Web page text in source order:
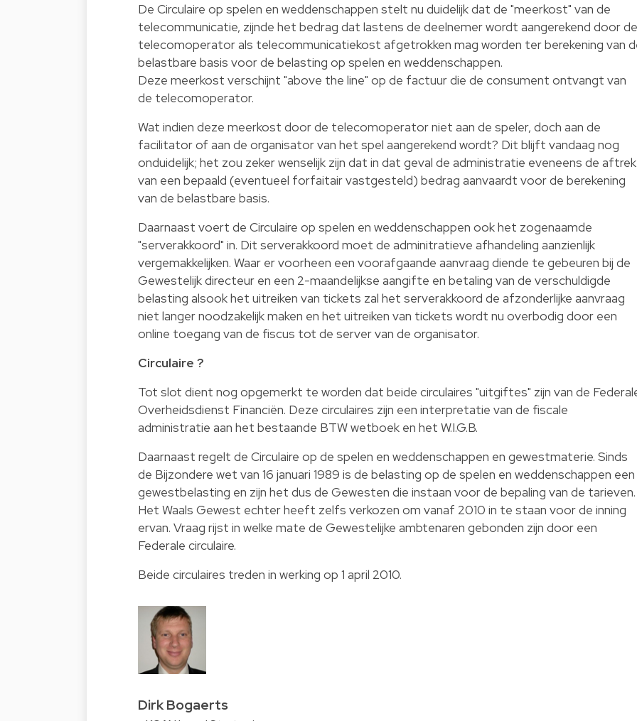
De Circulaire op spelen en weddenschappen stelt nu duidelijk dat de "meerkost" van de
telecommunicatie, zijnde het bedrag dat lastens de deelnemer wordt aangerekend door de
telecomoperator als telecommunicatiekost afgetrokken mag worden ter berekening van
belastbare basis voor de belasting op spelen en weddenschappen.
Deze meerkost verschijnt "above the line" op de factuur die de consument ontvangt van
de telecomoperator.
Wat indien deze meerkost door de telecomoperator niet aan de speler, doch aan de
facilitator of aan de organisator van het spel aangerekend wordt? Dit blijft vandaag nog
onduidelijk; het zou zeker wenselijk zijn dat in dat geval de administratie eveneens de aftrek
van een bepaald (eventueel forfaitair vastgesteld) bedrag aanvaardt voor de berekening
van de belastbare basis.
Daarnaast voert de Circulaire op spelen en weddenschappen ook het zogenaamde
"serverakkoord" in. Dit serverakkoord moet de adminitratieve afhandeling aanzienlijk
vergemakkelijken. Waar er voorheen een voorafgaande aanvraag diende te gebeuren bij de
Gewestelijk directeur en een 2-maandelijkse aangifte en betaling van de verschuldigde
belasting alsook het uitreiken van tickets zal het serverakkoord de afzonderlijke aanvraag
niet langer noodzakelijk maken en het uitreiken van tickets wordt nu overbodig door een
online toegang van de fiscus tot de server van de organisator.
Circulaire ?
Tot slot dient nog opgemerkt te worden dat beide circulaires "uitgiftes" zijn van de
Overheidsdienst Financiën. Deze circulaires zijn een interpretatie van de fiscale
administratie aan het bestaande BTW wetboek en het W.I.G.B.
Daarnaast regelt de Circulaire op de spelen en weddenschappen en gewestmaterie. Sinds
de Bijzondere wet van 16 januari 1989 is de belasting op de spelen en weddenschappen een
gewestbelasting en zijn het dus de Gewesten die instaan voor de bepaling van de tarieven.
Het Waals Gewest echter heeft zelfs verkozen om vanaf 2010 in te staan voor de inning
ervan. Vraag rijst in welke mate de Gewestelijke ambtenaren gebonden zijn door een
Federale circulaire.
Beide circulaires treden in werking op 1 april 2010.
Dirk Bogaerts